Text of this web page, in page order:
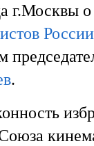
г.Москвы
России
.